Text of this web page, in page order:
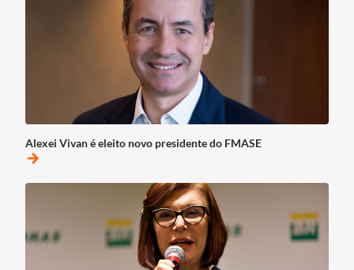
Alexei Vivan é eleito novo presidente do FMASE
arrow_forward